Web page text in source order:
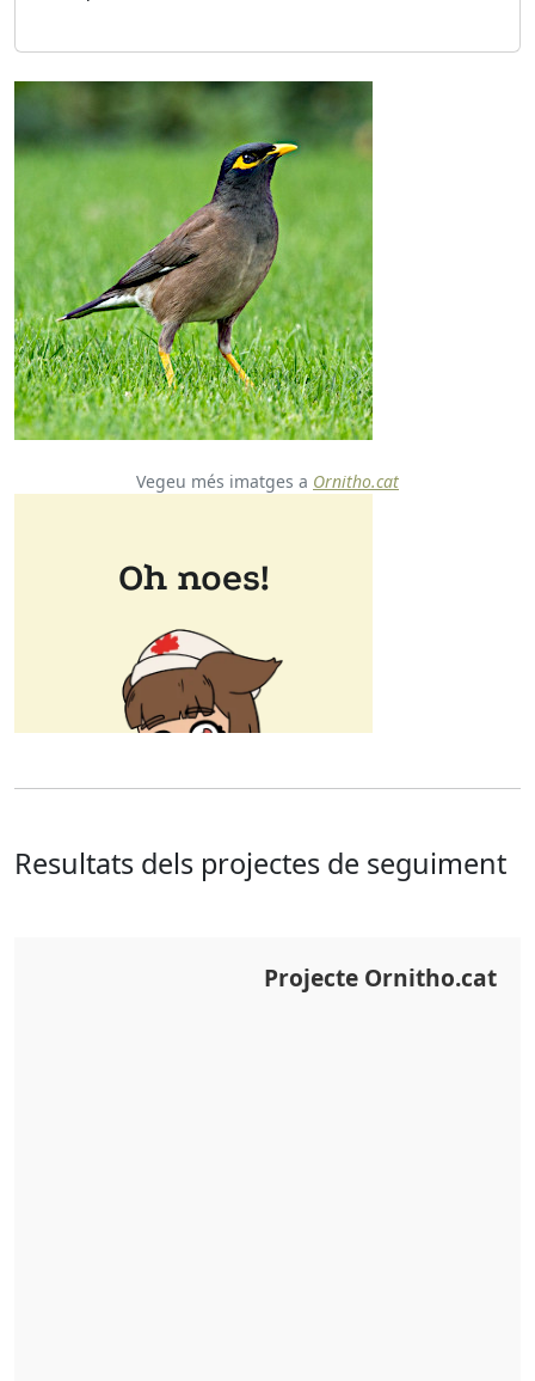
Vegeu més imatges a Ornitho.cat
Resultats dels projectes de seguiment
Projecte Ornitho.cat